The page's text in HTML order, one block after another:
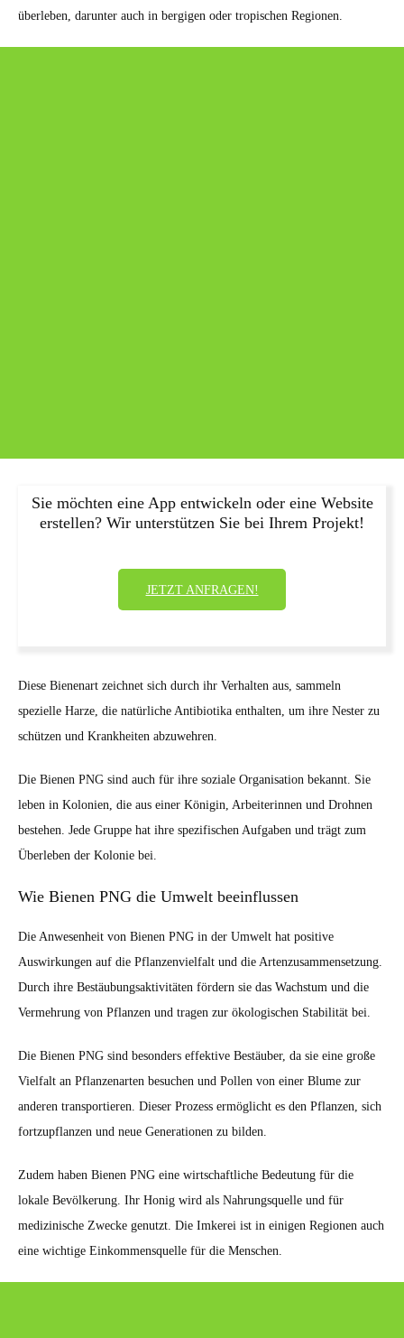
überleben, darunter auch in bergigen oder tropischen Regionen.
Sie möchten eine App entwickeln oder eine Website
erstellen? Wir unterstützen Sie bei Ihrem Projekt!
JETZT ANFRAGEN!
Diese Bienenart zeichnet sich durch ihr Verhalten aus, sammeln
spezielle Harze, die natürliche Antibiotika enthalten, um ihre Nester zu
schützen und Krankheiten abzuwehren.
Die Bienen PNG sind auch für ihre soziale Organisation bekannt. Sie
leben in Kolonien, die aus einer Königin, Arbeiterinnen und Drohnen
bestehen. Jede Gruppe hat ihre spezifischen Aufgaben und trägt zum
Überleben der Kolonie bei.
Wie Bienen PNG die Umwelt beeinflussen
Die Anwesenheit von Bienen PNG in der Umwelt hat positive
Auswirkungen auf die Pflanzenvielfalt und die Artenzusammensetzung.
Durch ihre Bestäubungsaktivitäten fördern sie das Wachstum und die
Vermehrung von Pflanzen und tragen zur ökologischen Stabilität bei.
Die Bienen PNG sind besonders effektive Bestäuber, da sie eine große
Vielfalt an Pflanzenarten besuchen und Pollen von einer Blume zur
anderen transportieren. Dieser Prozess ermöglicht es den Pflanzen, sich
fortzupflanzen und neue Generationen zu bilden.
Zudem haben Bienen PNG eine wirtschaftliche Bedeutung für die
lokale Bevölkerung. Ihr Honig wird als Nahrungsquelle und für
medizinische Zwecke genutzt. Die Imkerei ist in einigen Regionen auch
eine wichtige Einkommensquelle für die Menschen.